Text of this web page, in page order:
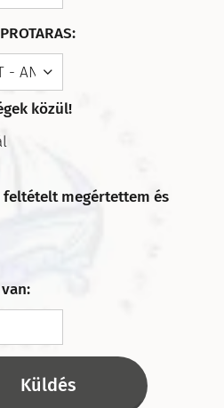
közül!
megértettem és
Küldés